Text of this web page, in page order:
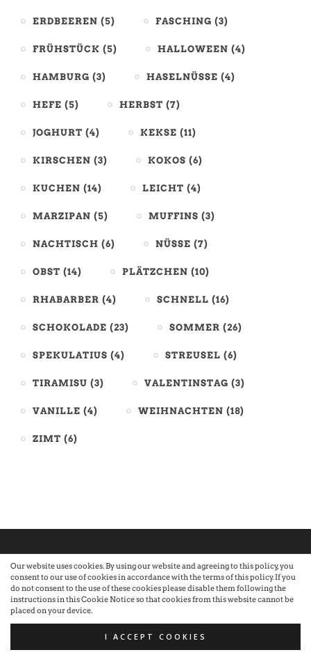
Our website uses cookies. By using our website and agreeing to this policy, you
consent to our use of cookies in accordance with the terms of this policy. If you
do not consent to the use of these cookies please disable them following the
instructions in this Cookie Notice so that cookies from this website cannot be
placed on your device.
I ACCEPT COOKIES
ERDBEEREN (5) FASCHING (3)
FRÜHSTÜCK (5) HALLOWEEN (4)
HAMBURG (3) HASELNÜSSE (4)
HEFE (5) HERBST (7)
JOGHURT (4) KEKSE (11)
KIRSCHEN (3) KOKOS (6)
KUCHEN (14) LEICHT (4)
MARZIPAN (5) MUFFINS (3)
NACHTISCH (6) NÜSSE (7)
OBST (14) PLÄTZCHEN (10)
RHABARBER (4) SCHNELL (16)
SCHOKOLADE (23) SOMMER (26)
SPEKULATIUS (4) STREUSEL (6)
TIRAMISU (3) VALENTINSTAG (3)
VANILLE (4) WEIHNACHTEN (18)
ZIMT (6)
©2026 Atelier · Built with love by Sandra Nauheimer. Premium